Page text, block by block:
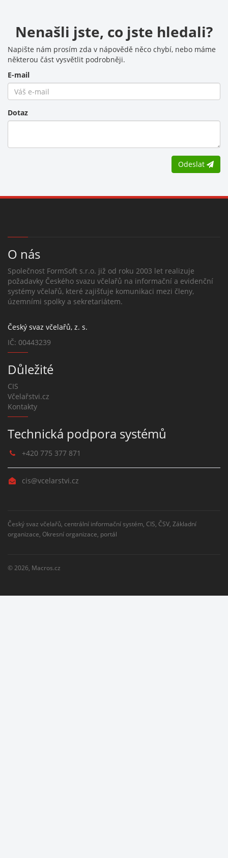
Nenašli jste, co jste hledali?
Napište nám prosím zda v nápovědě něco chybí, nebo máme
některou část vysvětlit podrobněji.
E-mail
Dotaz
Odeslat
O nás
Společnost FormSoft s.r.o. již od roku 2003 let realizuje
požadavky Českého svazu včelařů na informační a evidenční
systémy včelařů, které zajišťuje komunikaci mezi členy,
územními spolky a sekretariátem.
Český svaz včelařů, z. s.
IČ: 00443239
Důležité
CIS
Včelařstvi.cz
Kontakty
Technická podpora systémů
+420 775 377 871
cis@vcelarstvi.cz
Český svaz včelařů, centrální informační systém, CIS, ČSV, Základní
organizace, Okresní organizace, portál
© 2026, Macros.cz